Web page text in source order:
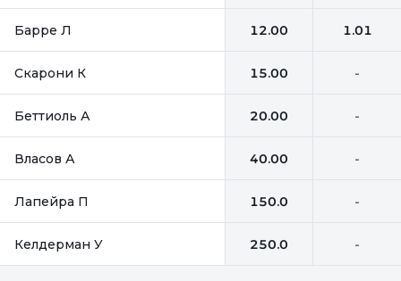
Барре Л 12.00 1.01
Скарони К 15.00 -
Беттиоль А 20.00 -
Власов А 40.00 -
Лапейра П 150.0 -
Келдерман У 250.0 -